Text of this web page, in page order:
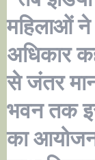
महिलाओं
अधिकार
से जंतर
भवन तक
का